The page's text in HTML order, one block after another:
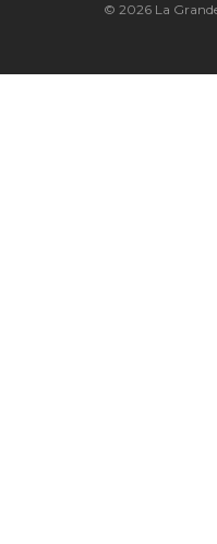
© 2026 La